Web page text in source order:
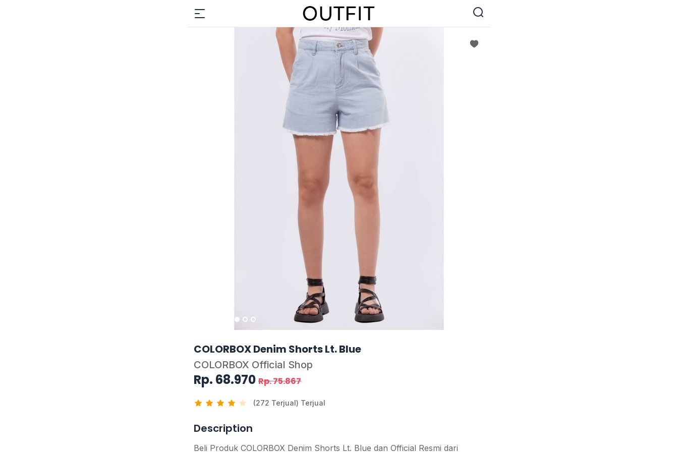
COLORBOX Denim Shorts Lt. Blue
COLORBOX Official Shop
Rp. 68.970 Rp. 75.867
(272 Terjual) Terjual
Description
Beli Produk COLORBOX Denim Shorts Lt. Blue dan Official Resmi dari